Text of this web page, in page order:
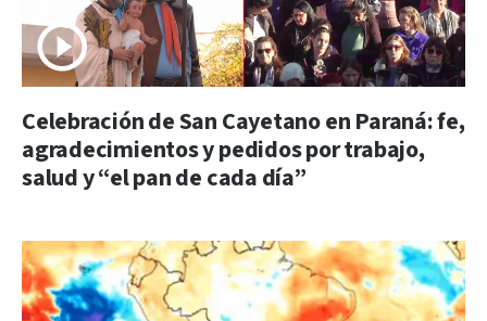
Celebración de San Cayetano en Paraná: fe,
agradecimientos y pedidos por trabajo,
salud y “el pan de cada día”